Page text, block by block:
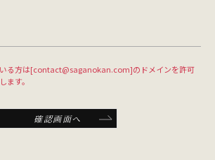
る方は[contact@saganokan.com]のドメインを許可
ます。
確認画面へ